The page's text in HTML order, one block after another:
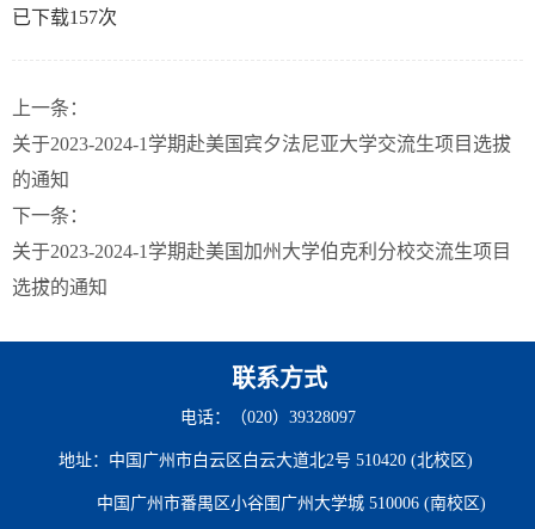
已下载157次
上一条：
关于2023-2024-1学期赴美国宾夕法尼亚大学交流生项目选拔
的通知
下一条：
关于2023-2024-1学期赴美国加州大学伯克利分校交流生项目
选拔的通知
联系方式
电话：（020）39328097
地址：中国广州市白云区白云大道北2号 510420 (北校区)
中国广州市番禺区小谷围广州大学城 510006 (南校区)